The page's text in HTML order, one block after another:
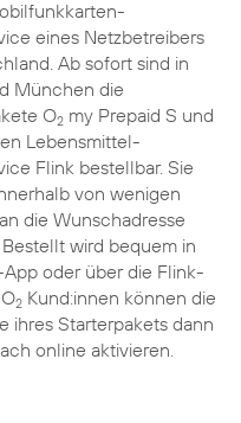
eines Netzbetreibers
Ab sofort sind in
München die
O2my Prepaid S und
Lebensmittel-
Flink bestellbar. Sie
von wenigen
die Wunschadresse
wird bequem in
oder über die Flink-
2Kund:innen können die
ihres Starterpakets dann
online aktivieren.